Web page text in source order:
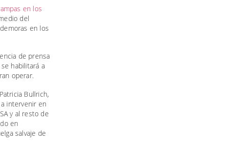
en los
del
en los
de prensa
habilitará a
operar.
Bullrich,
intervenir en
y al resto de
en
salvaje de